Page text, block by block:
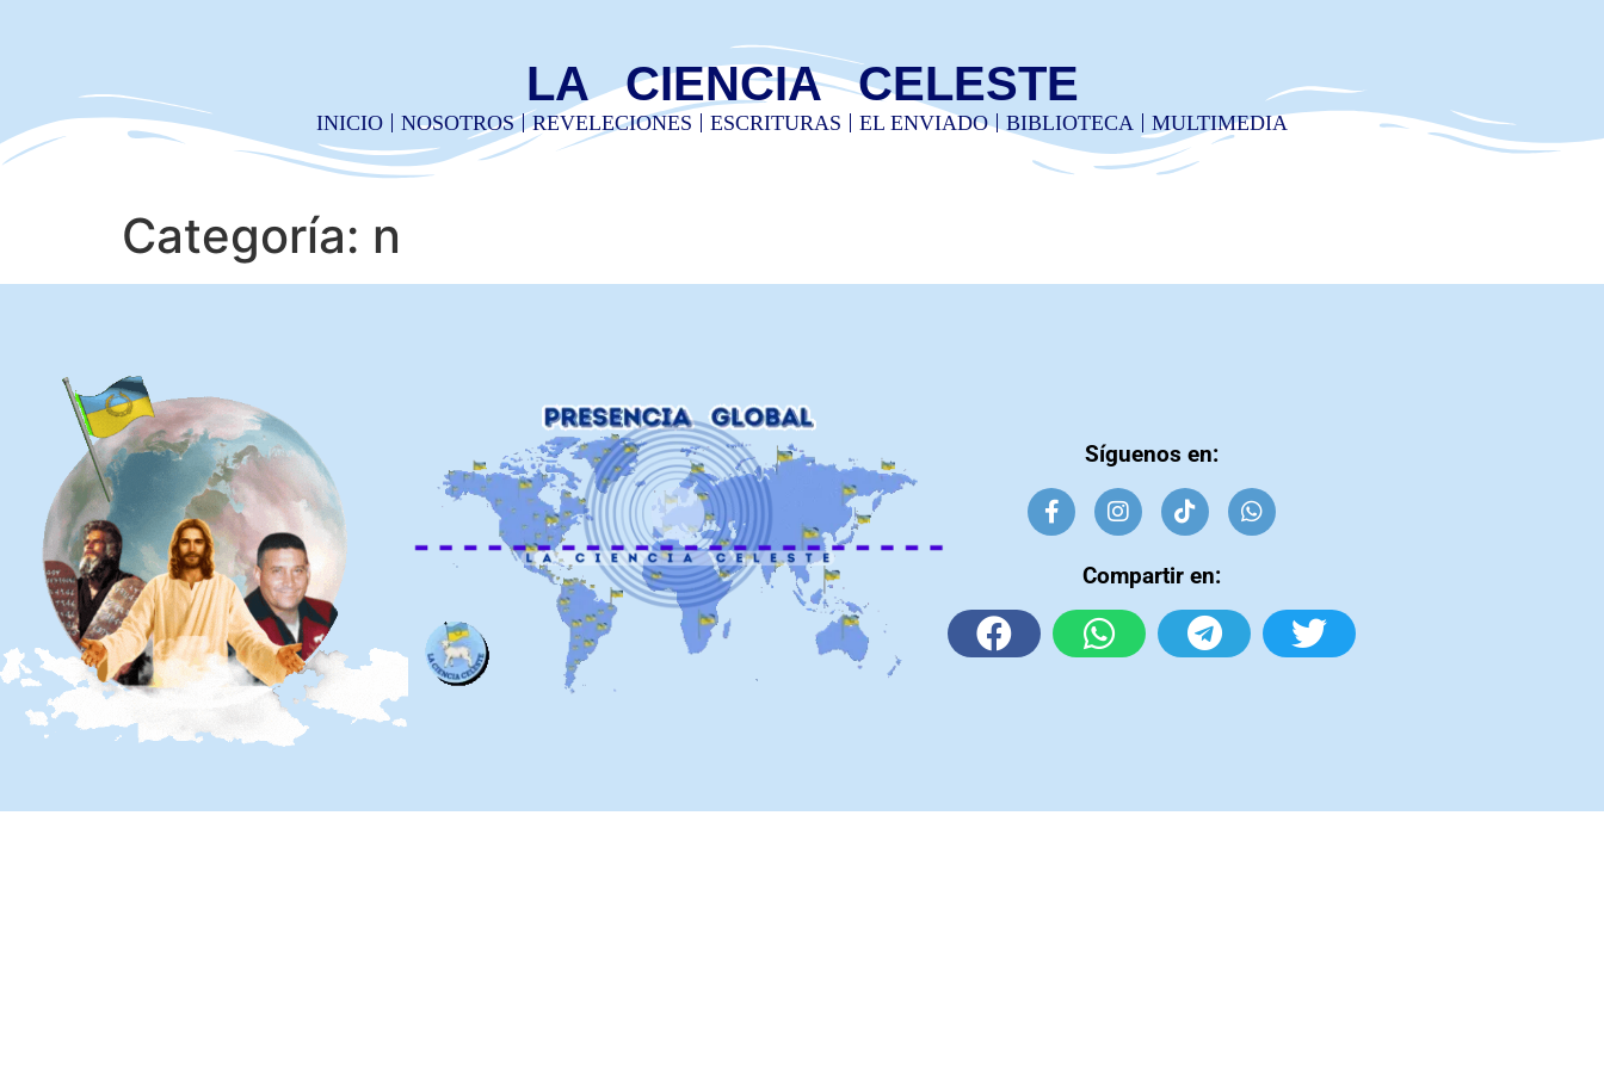
LA CIENCIA CELESTE
INICIO NOSOTROS REVELECIONES ESCRITURAS EL ENVIADO BIBLIOTECA MULTIMEDIA
Categoría: n
Síguenos en:
Compartir en: